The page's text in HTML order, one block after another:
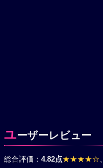
ユーザーレビュー
総合評価： 4.82点★★★★☆